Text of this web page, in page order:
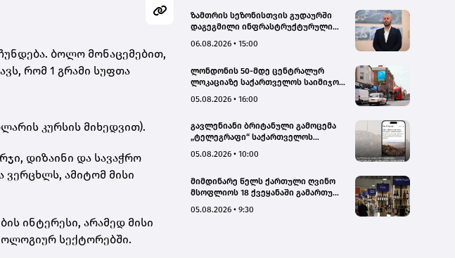
ბოლო მონაცემებით,
რომ 1 გრამი სუფთა
კურსის მიხედვით).
დიზაინი და სავაჭრო
ვერცხლს, ამიტომ მისი
ინტერესი, არამედ მისი
სექტორებში.
ზამთრის სეზონისთვის გუდაურში
დაგეგმილი ინფრასტრუქტურული
გუდაურის ტურისტული
დარსალია
06.08.2026 • 15:00
ლონდონის 50-მდე ცენტრალურ
ლოკაციაზე საქართველოს საიმიჯო
05.08.2026 • 16:00
გავლენიანი ბრიტანული გამოცემა
„ტელეგრაფი“ საქართველოს
სტატიების ციკლს აქვეყნებს
05.08.2026 • 10:00
მიმდინარე წელს ქართული ღვინო
მსოფლიოს 18 ქვეყანაში გამართულ
წარმოდგენილი
05.08.2026 • 9:30